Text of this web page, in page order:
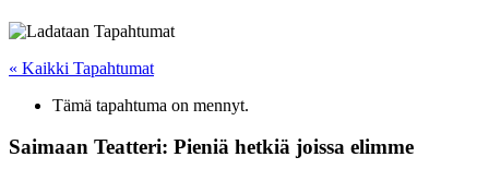
« Kaikki Tapahtumat
Tämä tapahtuma on mennyt.
Saimaan Teatteri: Pieniä hetkiä joissa elimme